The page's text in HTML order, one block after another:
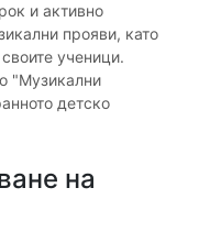
и активно
прояви, като
ученици.
"Музикални
детско
на